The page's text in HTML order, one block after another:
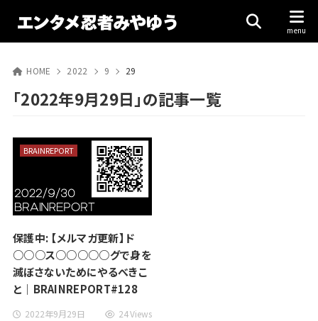
HOME 2022 9 29
「2022年9月29日」の記事一覧
保護中: 【メルマガ更新】ド
○○○ス○○○○○グで身を
滅ぼさないためにやるべきこ
と｜BRAINREPORT#128
2022年9月29日
BRAINREPORT
24 Views